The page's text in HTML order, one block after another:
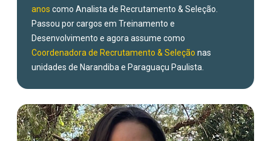
anos como Analista de Recrutamento & Seleção.
Passou por cargos em Treinamento e
Desenvolvimento e agora assume como
Coordenadora de Recrutamento & Seleção nas
unidades de Narandiba e Paraguaçu Paulista.